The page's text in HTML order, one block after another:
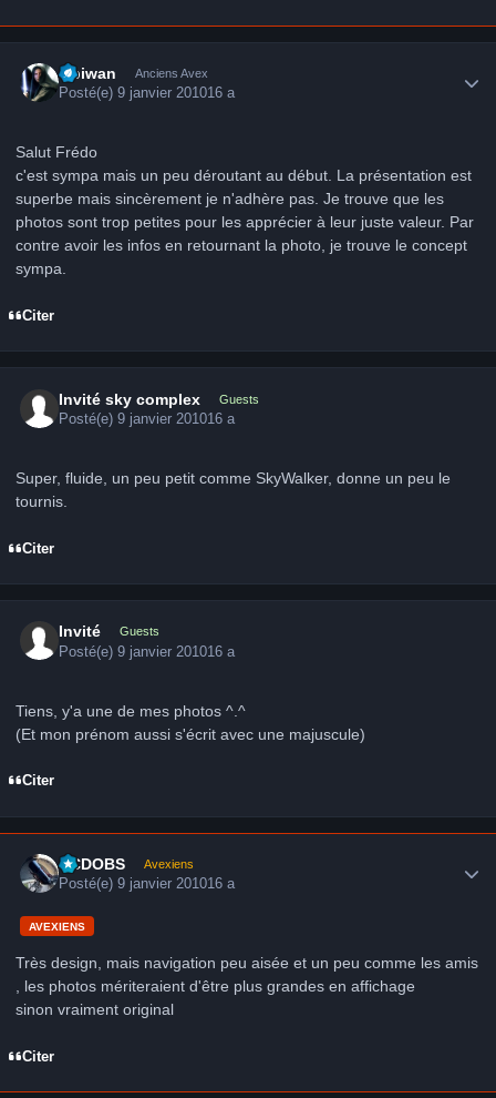
Obiwan Anciens Avex
Posté(e)9 janvier 201016 a
Salut Frédo
c'est sympa mais un peu déroutant au début. La présentation est
superbe mais sincèrement je n'adhère pas. Je trouve que les
photos sont trop petites pour les apprécier à leur juste valeur. Par
contre avoir les infos en retournant la photo, je trouve le concept
sympa.
Citer
Invité sky complex Guests
Posté(e)9 janvier 201016 a
Super, fluide, un peu petit comme SkyWalker, donne un peu le
tournis.
Citer
Invité Guests
Posté(e)9 janvier 201016 a
Tiens, y'a une de mes photos ^.^
(Et mon prénom aussi s'écrit avec une majuscule)
Citer
CCDOBS Avexiens
Posté(e)9 janvier 201016 a
AVEXIENS
Très design, mais navigation peu aisée et un peu comme les amis
, les photos mériteraient d'être plus grandes en affichage
sinon vraiment original
Citer